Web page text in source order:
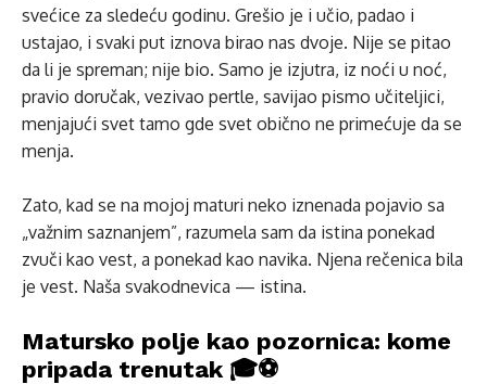
svećice za sledeću godinu. Grešio je i učio, padao i
ustajao, i svaki put iznova birao nas dvoje. Nije se pitao
da li je spreman; nije bio. Samo je izjutra, iz noći u noć,
pravio doručak, vezivao pertle, savijao pismo učiteljici,
menjajući svet tamo gde svet obično ne primećuje da se
menja.
Zato, kad se na mojoj maturi neko iznenada pojavio sa
„važnim saznanjem”, razumela sam da istina ponekad
zvuči kao vest, a ponekad kao navika. Njena rečenica bila
je vest. Naša svakodnevica — istina.
Matursko polje kao pozornica: kome
pripada trenutak 🎓⚽